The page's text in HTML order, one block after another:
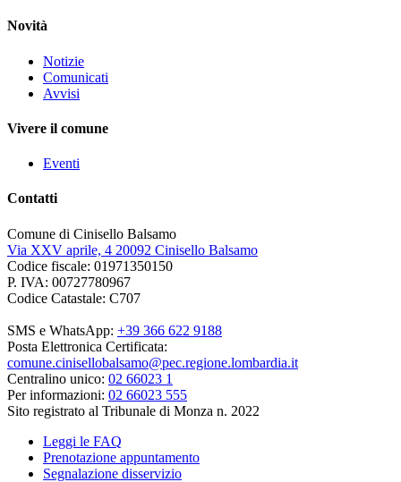
Novità
Notizie
Comunicati
Avvisi
Vivere il comune
Eventi
Contatti
Comune di Cinisello Balsamo
Via XXV aprile, 4 20092 Cinisello Balsamo
Codice fiscale: 01971350150
P. IVA: 00727780967
Codice Catastale: C707
SMS e WhatsApp: +39 366 622 9188
Posta Elettronica Certificata:
comune.cinisellobalsamo@pec.regione.lombardia.it
Centralino unico: 02 66023 1
Per informazioni: 02 66023 555
Sito registrato al Tribunale di Monza n. 2022
Leggi le FAQ
Prenotazione appuntamento
Segnalazione disservizio